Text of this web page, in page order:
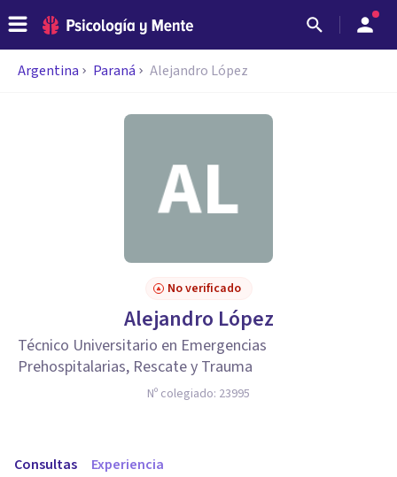
Argentina Paraná Alejandro López
No verificado
Alejandro López
Técnico Universitario en Emergencias
Prehospitalarias, Rescate y Trauma
Nº colegiado: 23995
Consultas Experiencia